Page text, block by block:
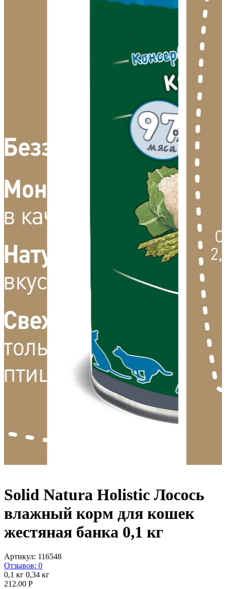
Solid Natura Holistic Лосось
влажный корм для кошек
жестяная банка 0,1 кг
Артикул: 116548
Отзывов: 0
0,1 кг 0,34 кг
212.00 Р